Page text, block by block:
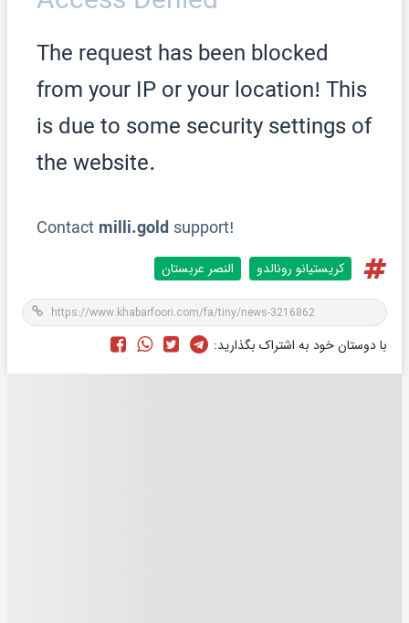
کریستیانو رونالدو النصر عربستان
با دوستان خود به اشتراک بگذارید: